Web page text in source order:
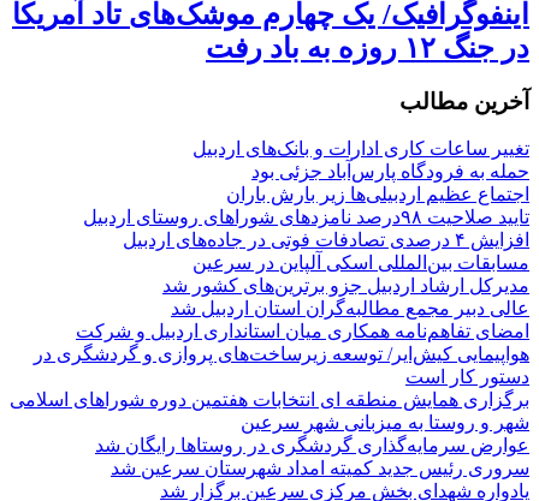
اینفوگرافیک/ یک چهارم موشک‌های تاد آمریکا
در جنگ ۱۲ روزه به باد رفت
آخرین مطالب
تغییر ساعات کاری ادارات و بانک‌های اردبیل
حمله به فرودگاه پارس‌‌آباد جزئی بود
اجتماع عظیم اردبیلی‌ها زیر بارش باران
تایید صلاحیت ۹۸درصد نامزدهای شوراهای روستای اردبیل
افزایش ۴ درصدی تصادفات فوتی در جاده‌های اردبیل
مسابقات بین‌المللی اسکی آلپاین در سرعین
مدیرکل ارشاد اردبیل جزو برترین‌های کشور شد
عالی دبیر مجمع مطالبه‌گران استان اردبیل شد
امضای تفاهم‌نامه همکاری میان استانداری اردبیل و شرکت
هواپیمایی کیش‌ایر/ توسعه زیرساخت‌های پروازی و گردشگری در
دستور کار است
برگزاری همایش منطقه ای انتخابات هفتمین دوره شوراهای اسلامی
شهر و روستا به میزبانی شهر سرعین
عوارض سرمایه‌گذاری گردشگری در روستاها رایگان شد
سروری رئیس جدید کمیته امداد شهرستان سرعین شد
یادواره شهدای بخش مرکزی سرعین برگزار شد